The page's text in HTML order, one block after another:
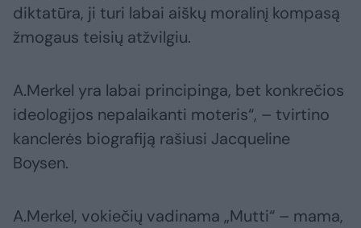
diktatūra, ji turi labai aiškų moralinį kompasą
žmogaus teisių atžvilgiu.
A.Merkel yra labai principinga, bet konkrečios
ideologijos nepalaikanti moteris“, – tvirtino
kanclerės biografiją rašiusi Jacqueline
Boysen.
A.Merkel, vokiečių vadinama „Mutti“ – mama,